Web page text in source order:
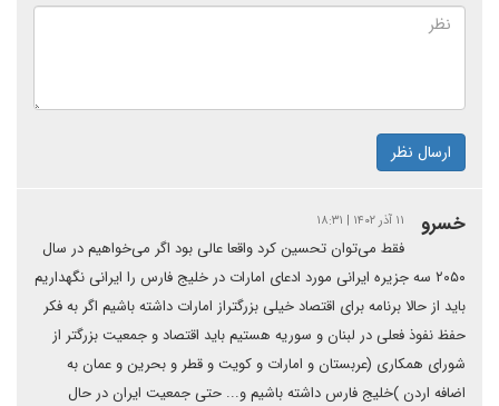
ارسال نظر
خسرو ۱۱ آذر ۱۴۰۲ | ۱۸:۳۱
فقط می‌توان تحسین کرد واقعا عالی بود اگر می‌خواهیم در سال
۲۰۵۰ سه جزیره ایرانی مورد ادعای امارات در خلیج فارس را ایرانی نگهداریم
باید از حالا برنامه برای اقتصاد خیلی بزرگتراز امارات داشته باشیم اگر به فکر
حفظ نفوذ فعلی در لبنان و سوریه هستیم باید اقتصاد و جمعیت بزرگتر از
شورای همکاری (عربستان و امارات و کویت و قطر و بحرین و عمان به
اضافه اردن )خلیج فارس داشته باشیم و... حتی جمعیت ایران در حال